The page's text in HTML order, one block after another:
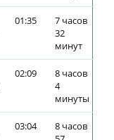
01:35
7 часов
32
минут
02:09
8 часов
4
минуты
03:04
8 часов